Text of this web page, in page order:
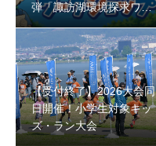
弾「諏訪湖環境探求ワー
クショップ」小学４年生
から！
【受付終了】2026大会同
日開催！小学生対象キッ
ズ・ラン大会